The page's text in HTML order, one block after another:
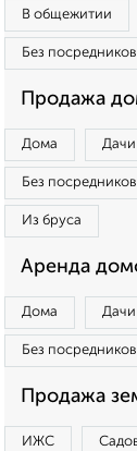
В общежитии
Без посредников
Продажа
Дома Дачи
Без посредников
Из бруса
Аренда
Дома Дачи
Без посредников
Продажа
ИЖС